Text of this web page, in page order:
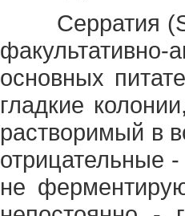
Серратия
факультативно-
основных
гладкие
растворимый в
отрицательные
не